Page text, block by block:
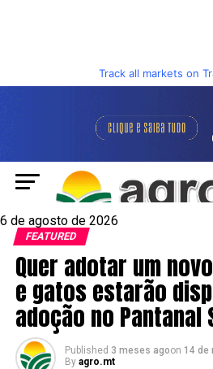
Track all markets on
6 de agosto de 2026
FEATURED
Quer adotar um
e gatos estarão
adoção no Pantanal
Published 3 meses agoon 14 de
By agro.mt